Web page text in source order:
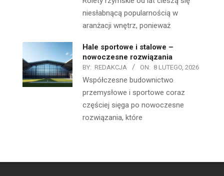
niesłabnącą popularnością w
aranżacji wnętrz, ponieważ
Hale sportowe i stalowe –
nowoczesne rozwiązania
BY: REDAKCJA ON: 8 LUTEGO, 2026
Współczesne budownictwo
przemysłowe i sportowe coraz
częściej sięga po nowoczesne
rozwiązania, które